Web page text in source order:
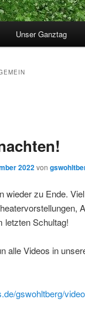
Unser Ganztag
2022von
wieder zu Ende.
letzten Schultag!
alle Videos in
gswohltberg/